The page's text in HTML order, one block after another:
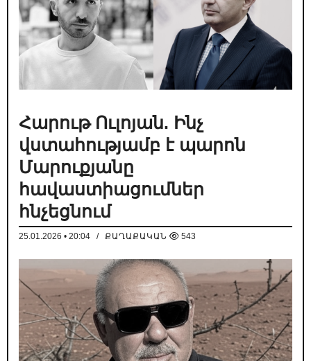
Հարութ Ուլոյան. Ինչ
վստահությամբ է պարոն
Մարուքյանը
հավաստիացումներ
հնչեցնում
25.01.2026 • 20:04 / ՔԱՂԱՔԱԿԱՆ 543